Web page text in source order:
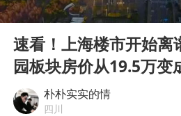
看守所辅
多地要求
台风白海
宇树科技
Play
00:00
速看！上海楼市开始离
园板块房价从19.5万变
朴朴实实的情
四川